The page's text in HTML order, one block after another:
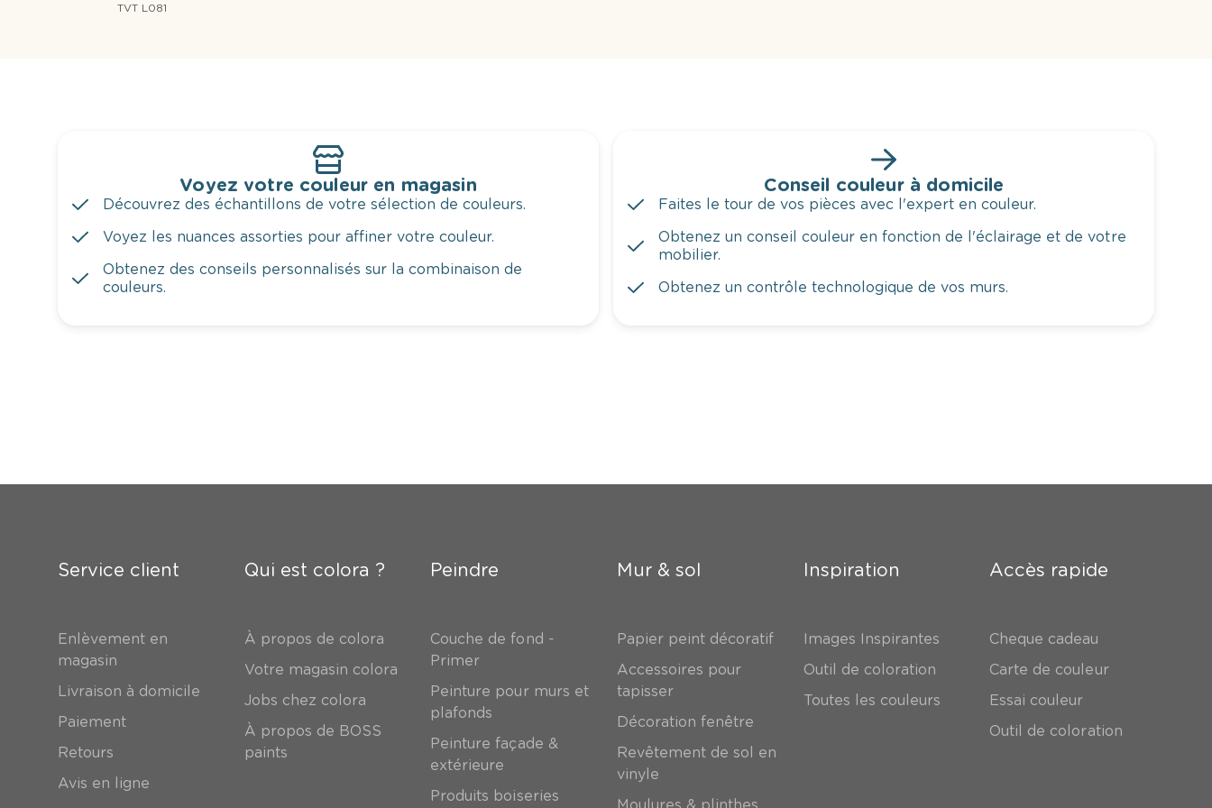
TVT L081
Voyez votre couleur en magasin
Découvrez des échantillons de votre sélection de couleurs.
Voyez les nuances assorties pour affiner votre couleur.
Obtenez des conseils personnalisés sur la combinaison de
couleurs.
Conseil couleur à domicile
Faites le tour de vos pièces avec l'expert en couleur.
Obtenez un conseil couleur en fonction de l'éclairage et de votre
mobilier.
Obtenez un contrôle technologique de vos murs.
Service client
Enlèvement en
magasin
Livraison à domicile
Paiement
Retours
Avis en ligne
Qui est colora ?
À propos de colora
Votre magasin colora
Jobs chez colora
À propos de BOSS
paints
Peindre
Couche de fond -
Primer
Peinture pour murs et
plafonds
Peinture façade &
extérieure
Produits boiseries
Mur & sol
Papier peint décoratif
Accessoires pour
tapisser
Décoration fenêtre
Revêtement de sol en
vinyle
Inspiration
Images Inspirantes
Outil de coloration
Toutes les couleurs
Accès rapide
Cheque cadeau
Carte de couleur
Essai couleur
Outil de coloration